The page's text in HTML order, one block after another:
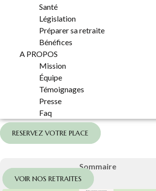
Santé
Législation
Préparer sa retraite
Bénéfices
A PROPOS
Mission
Équipe
Témoignages
Presse
Faq
RESERVEZ VOTRE PLACE
Sommaire
VOIR NOS RETRAITES